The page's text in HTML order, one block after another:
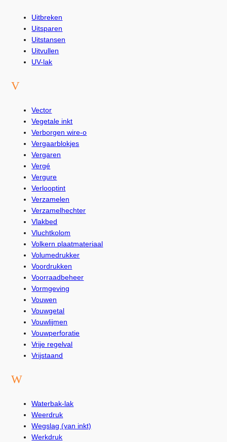
Uitbreken
Uitsparen
Uitstansen
Uitvullen
UV-lak
V
Vector
Vegetale inkt
Verborgen wire-o
Vergaarblokjes
Vergaren
Vergé
Vergure
Verlooptint
Verzamelen
Verzamelhechter
Vlakbed
Vluchtkolom
Volkern plaatmateriaal
Volumedrukker
Voordrukken
Voorraadbeheer
Vormgeving
Vouwen
Vouwgetal
Vouwlijmen
Vouwperforatie
Vrije regelval
Vrijstaand
W
Waterbak-lak
Weerdruk
Wegslag (van inkt)
Werkdruk